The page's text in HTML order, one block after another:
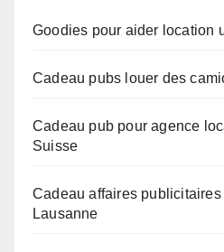
Goodies pour aider location
Cadeau pubs louer des
Cadeau pub pour agence
Suisse
Cadeau affaires
Lausanne